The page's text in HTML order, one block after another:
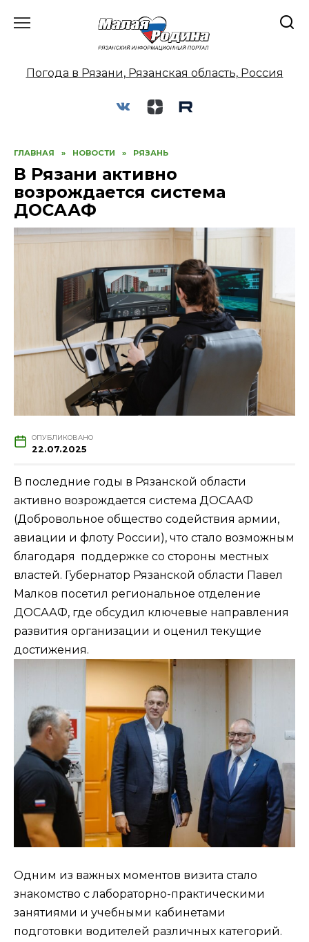
Погода в Рязани, Рязанская область, Россия
ГЛАВНАЯ » НОВОСТИ » РЯЗАНЬ
В Рязани активно
возрождается система
ДОСААФ
ОПУБЛИКОВАНО
22.07.2025
В последние годы в Рязанской области
активно возрождается система ДОСААФ
(Добровольное общество содействия армии,
авиации и флоту России), что стало возможным
благодаря поддержке со стороны местных
властей. Губернатор Рязанской области Павел
Малков посетил региональное отделение
ДОСААФ, где обсудил ключевые направления
развития организации и оценил текущие
достижения.
Одним из важных моментов визита стало
знакомство с лабораторно-практическими
занятиями и учебными кабинетами
подготовки водителей различных категорий.